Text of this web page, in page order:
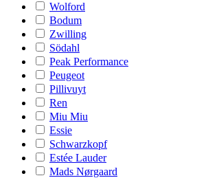
Wolford
Bodum
Zwilling
Södahl
Peak Performance
Peugeot
Pillivuyt
Ren
Miu Miu
Essie
Schwarzkopf
Estée Lauder
Mads Nørgaard